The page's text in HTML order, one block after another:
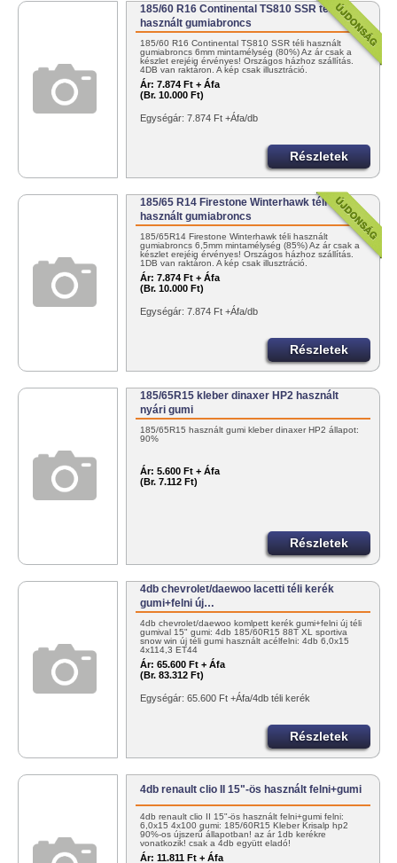
185/60 R16 Continental TS810 SSR téli
használt gumiabroncs
185/60 R16 Continental TS810 SSR téli használt
gumiabroncs 6mm mintamélység (80%) Az ár csak a
készlet erejéig érvényes! Országos házhoz szállítás.
4DB van raktáron. A kép csak illusztráció.
Ár: 7.874 Ft + Áfa
(Br. 10.000 Ft)
Egységár: 7.874 Ft +Áfa/db
Részletek
185/65 R14 Firestone Winterhawk téli
használt gumiabroncs
185/65R14 Firestone Winterhawk téli használt
gumiabroncs 6,5mm mintamélység (85%) Az ár csak a
készlet erejéig érvényes! Országos házhoz szállítás.
1DB van raktáron. A kép csak illusztráció.
Ár: 7.874 Ft + Áfa
(Br. 10.000 Ft)
Egységár: 7.874 Ft +Áfa/db
Részletek
185/65R15 kleber dinaxer HP2 használt
nyári gumi
185/65R15 használt gumi kleber dinaxer HP2 állapot:
90%
Ár: 5.600 Ft + Áfa
(Br. 7.112 Ft)
Részletek
4db chevrolet/daewoo lacetti téli kerék
gumi+felni új…
4db chevrolet/daewoo komlpett kerék gumi+felni új téli
gumival 15" gumi: 4db 185/60R15 88T XL sportiva
snow win új téli gumi használt acélfelni: 4db 6,0x15
4x114,3 ET44
Ár: 65.600 Ft + Áfa
(Br. 83.312 Ft)
Egységár: 65.600 Ft +Áfa/4db téli kerék
Részletek
4db renault clio II 15"-ös használt felni+gumi
4db renault clio II 15"-ös használt felni+gumi felni:
6,0x15 4x100 gumi: 185/60R15 Kleber Krisalp hp2
90%-os újszerű állapotban! az ár 1db kerékre
vonatkozik! csak a 4db együtt eladó!
Ár: 11.811 Ft + Áfa